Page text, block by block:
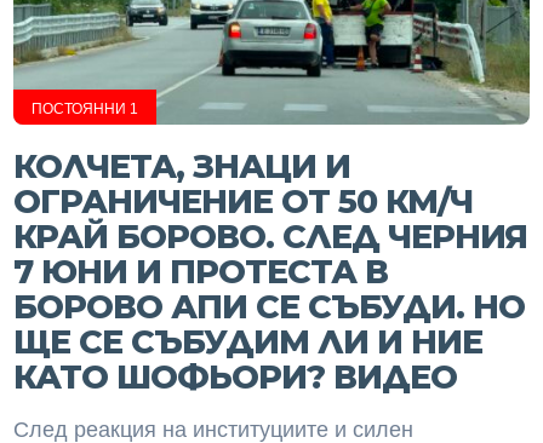
ПОСТОЯННИ 1
КОЛЧЕТА, ЗНАЦИ И
ОГРАНИЧЕНИЕ ОТ 50 КМ/Ч
КРАЙ БОРОВО. СЛЕД ЧЕРНИЯ
7 ЮНИ И ПРОТЕСТА В
БОРОВО АПИ СЕ СЪБУДИ. НО
ЩЕ СЕ СЪБУДИМ ЛИ И НИЕ
КАТО ШОФЬОРИ? ВИДЕО
След реакция на институциите и силен